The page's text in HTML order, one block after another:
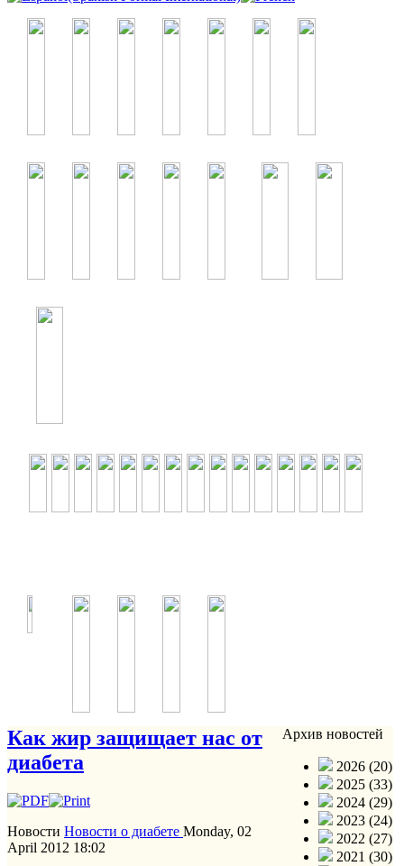
Как жир защищает нас от
диабета
Новости Новости о диабете Monday, 02
April 2012 18:02
Архив новостей
2026 (20)
2025 (33)
2024 (29)
2023 (24)
2022 (27)
2021 (30)